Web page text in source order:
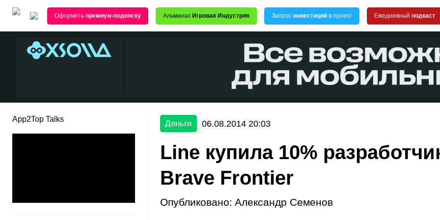
Оформить премиум-подписку Альманах Игровая Индустрия Запрос инвестиций в проект Ежедневный подкаст
App2Top Talks Деньги 06.08.2014 20:03
Line купила 10%
Brave Frontier
Опубликовано: Александр Семенов